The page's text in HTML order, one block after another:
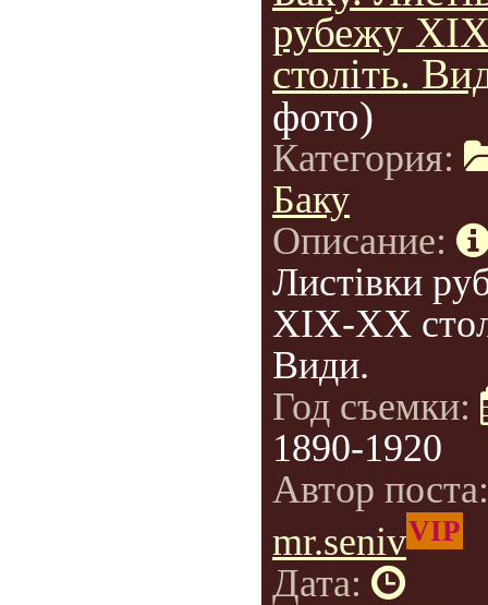
рубежу
століть.
фото)
Категория:
Баку
Описание:
Листівки
XIX-XX
Види.
Год съемки:
1890-1920
Автор
mr.senivVIP
Дата: